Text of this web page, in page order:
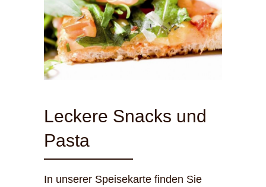
Leckere Snacks und
Pasta
In unserer Speisekarte finden Sie